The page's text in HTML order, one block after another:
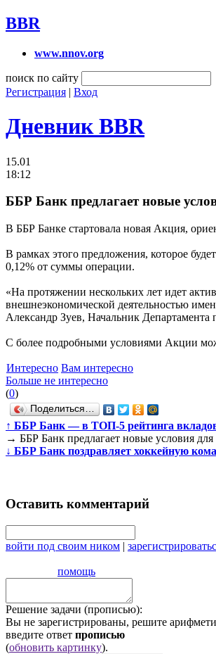
BBR
www.nnov.org
поиск по сайту
Регистрация | Вход
Дневник BBR
15.01
18:12
ББР Банк предлагает новые
В ББР Банке стартовала новая Акция,
В рамках этого предложения, которое
0,12% от суммы операции.
«На протяжении нескольких лет идет
внешнеэкономической деятельностью
Александр Зуев, Начальник Департамента
С более подробными условиями Акции
Интересно Вам интересно
Больше не интересно
(0)
Поделиться…
↑ ББР Банк — в ТОП-5 рейтинга вкладов
→ ББР Банк предлагает новые условия
↓ ББР Банк поздравляет хоккейную
Оставить комментарий
войти под своим ником |
помощь
Решение задачи (прописью):
Вы не зарегистрированы, решите
введите ответ прописью
(обновить картинку).